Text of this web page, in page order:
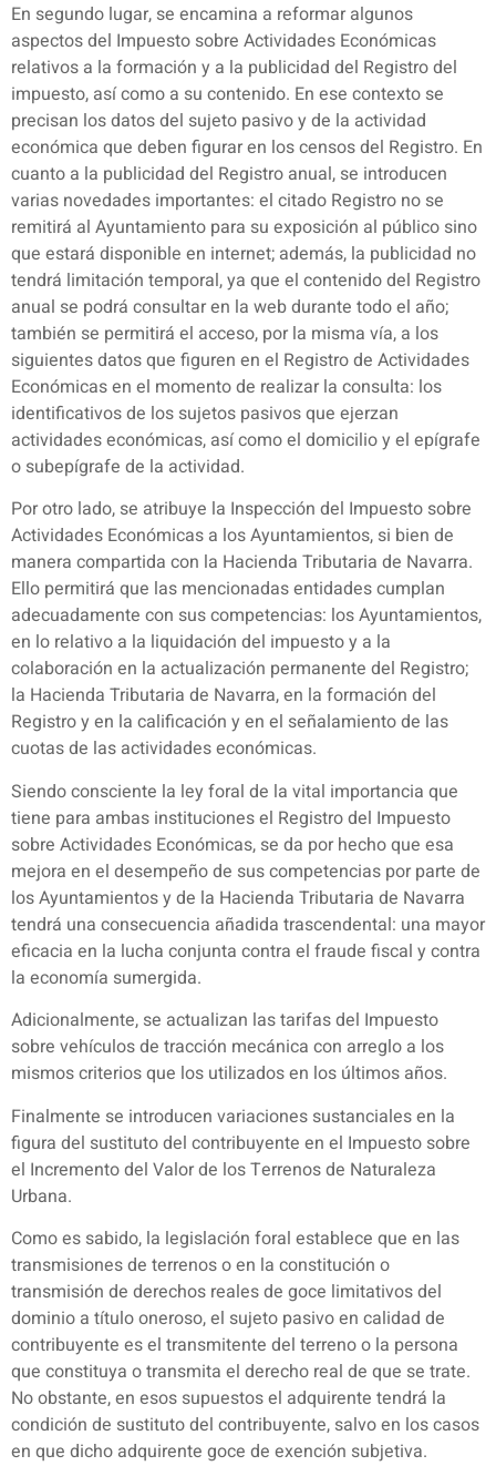
En segundo lugar, se encamina a reformar algunos
aspectos del Impuesto sobre Actividades Económicas
relativos a la formación y a la publicidad del Registro del
impuesto, así como a su contenido. En ese contexto se
precisan los datos del sujeto pasivo y de la actividad
económica que deben figurar en los censos del Registro. En
cuanto a la publicidad del Registro anual, se introducen
varias novedades importantes: el citado Registro no se
remitirá al Ayuntamiento para su exposición al público sino
que estará disponible en internet; además, la publicidad no
tendrá limitación temporal, ya que el contenido del Registro
anual se podrá consultar en la web durante todo el año;
también se permitirá el acceso, por la misma vía, a los
siguientes datos que figuren en el Registro de Actividades
Económicas en el momento de realizar la consulta: los
identificativos de los sujetos pasivos que ejerzan
actividades económicas, así como el domicilio y el epígrafe
o subepígrafe de la actividad.
Por otro lado, se atribuye la Inspección del Impuesto sobre
Actividades Económicas a los Ayuntamientos, si bien de
manera compartida con la Hacienda Tributaria de Navarra.
Ello permitirá que las mencionadas entidades cumplan
adecuadamente con sus competencias: los Ayuntamientos,
en lo relativo a la liquidación del impuesto y a la
colaboración en la actualización permanente del Registro;
la Hacienda Tributaria de Navarra, en la formación del
Registro y en la calificación y en el señalamiento de las
cuotas de las actividades económicas.
Siendo consciente la ley foral de la vital importancia que
tiene para ambas instituciones el Registro del Impuesto
sobre Actividades Económicas, se da por hecho que esa
mejora en el desempeño de sus competencias por parte de
los Ayuntamientos y de la Hacienda Tributaria de Navarra
tendrá una consecuencia añadida trascendental: una mayor
eficacia en la lucha conjunta contra el fraude fiscal y contra
la economía sumergida.
Adicionalmente, se actualizan las tarifas del Impuesto
sobre vehículos de tracción mecánica con arreglo a los
mismos criterios que los utilizados en los últimos años.
Finalmente se introducen variaciones sustanciales en la
figura del sustituto del contribuyente en el Impuesto sobre
el Incremento del Valor de los Terrenos de Naturaleza
Urbana.
Como es sabido, la legislación foral establece que en las
transmisiones de terrenos o en la constitución o
transmisión de derechos reales de goce limitativos del
dominio a título oneroso, el sujeto pasivo en calidad de
contribuyente es el transmitente del terreno o la persona
que constituya o transmita el derecho real de que se trate.
No obstante, en esos supuestos el adquirente tendrá la
condición de sustituto del contribuyente, salvo en los casos
en que dicho adquirente goce de exención subjetiva.